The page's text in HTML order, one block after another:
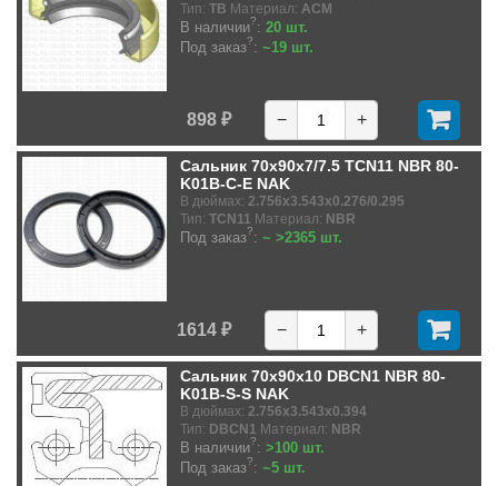
Тип: TB Материал: ACM
В наличии?: 20 шт.
Под заказ?: ~19 шт.
898 ₽ − +
Сальник 70x90x7/7.5 TCN11 NBR 80-
K01B-C-E NAK
В дюймах: 2.756x3.543x0.276/0.295
Тип: TCN11 Материал: NBR
Под заказ?: ~ >2365 шт.
1614 ₽ − +
Сальник 70x90x10 DBCN1 NBR 80-
K01B-S-S NAK
В дюймах: 2.756x3.543x0.394
Тип: DBCN1 Материал: NBR
В наличии?: >100 шт.
Под заказ?: ~5 шт.